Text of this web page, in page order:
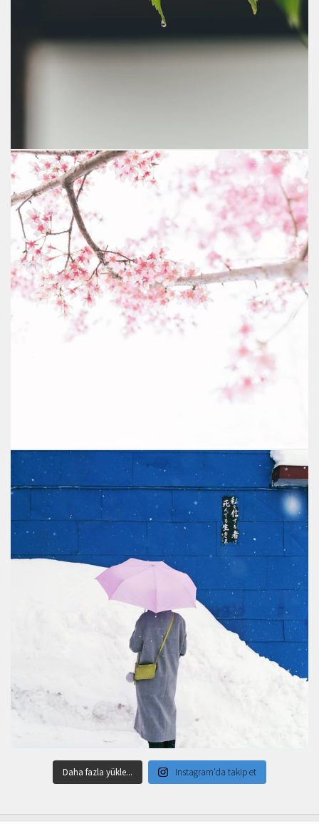
Daha fazla yükle... Instagram'da takip et